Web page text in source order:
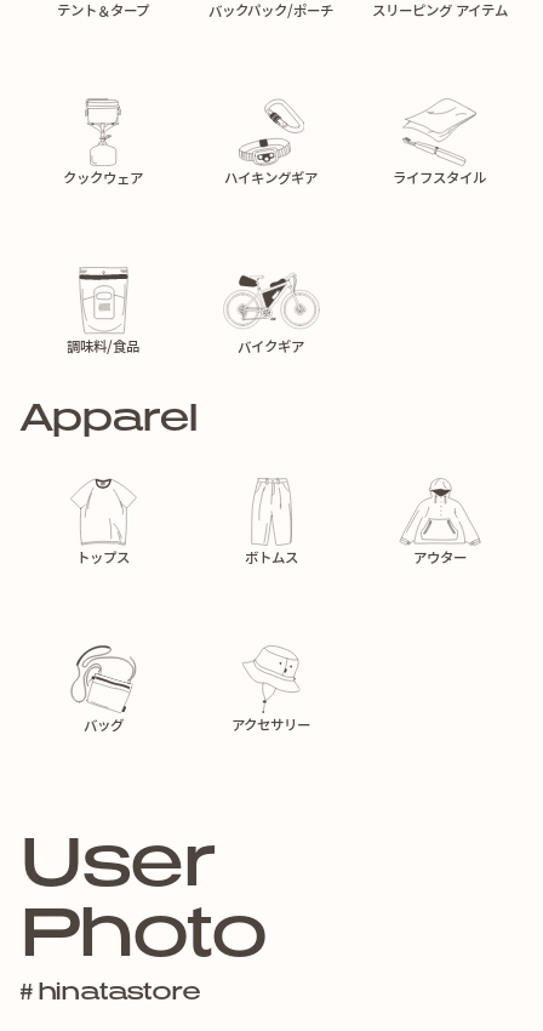
テント＆タープ バックパック/ポーチ スリーピング アイテム
クックウェア ハイキングギア ライフスタイル
調味料/食品 バイクギア
Apparel
トップス ボトムス アウター
バッグ アクセサリー
User
Photo
# hinatastore